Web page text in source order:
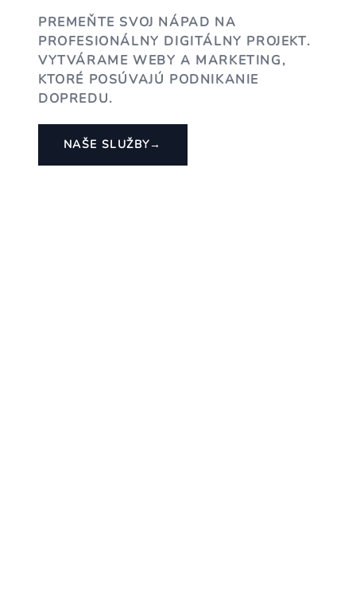
PREMEŇTE SVOJ NÁPAD NA
PROFESIONÁLNY DIGITÁLNY PROJEKT.
VYTVÁRAME WEBY A MARKETING,
KTORÉ POSÚVAJÚ PODNIKANIE
DOPREDU.
NAŠE SLUŽBY→